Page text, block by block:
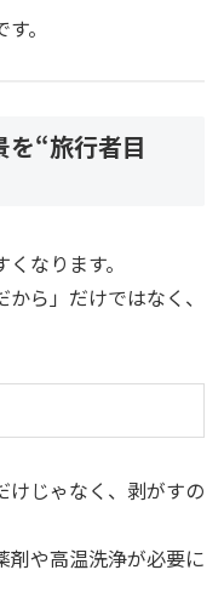
。
を“旅行者目
なります。
ら」だけではなく、
けじゃなく、剥がすの
剤や高温洗浄が必要に